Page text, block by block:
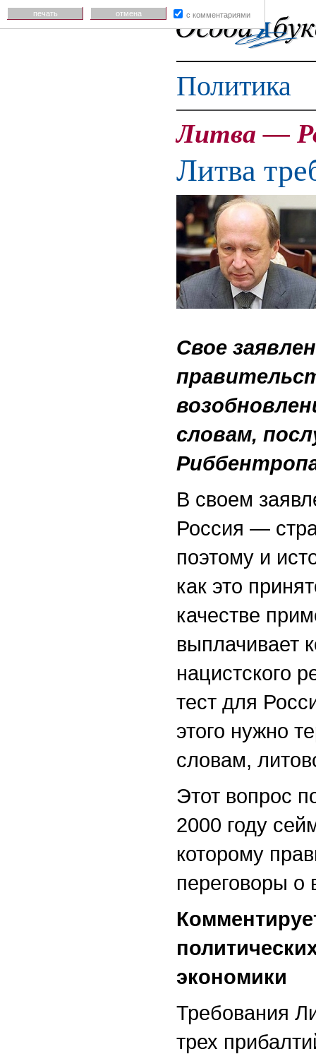
Политика
Литва —
Литва
Свое
словам,
В своем
Россия —
поэтому и
как это
качестве
выплачивает
нацистского
тест для
этого нужно
словам,
Этот вопрос
2000 году
которому
переговоры
экономики
Требования
трех
печать отмена с комментариями